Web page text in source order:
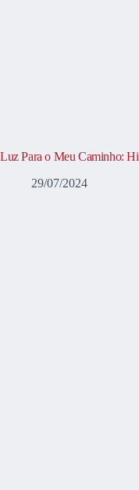
Luz Para o Meu Caminho:
29/07/2024